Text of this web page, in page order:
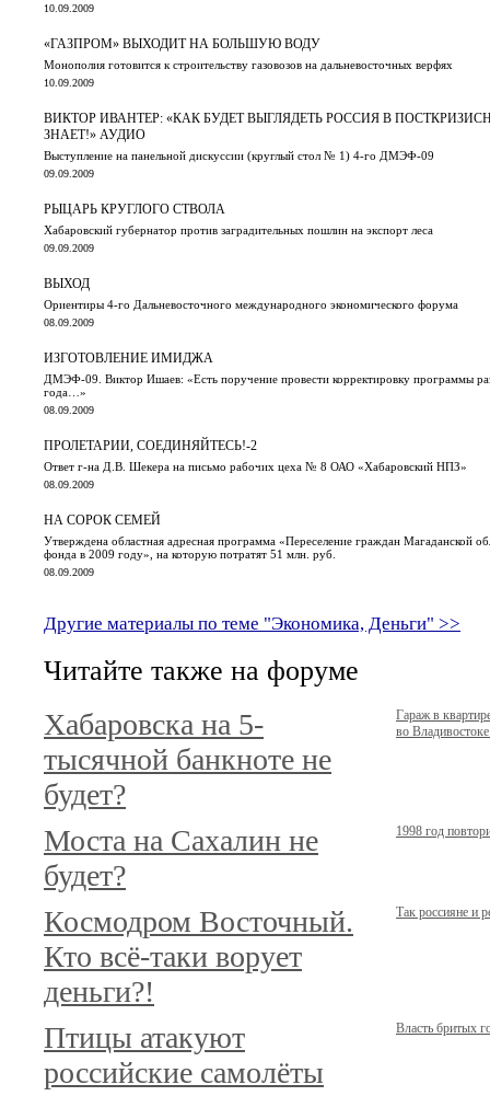
10.09.2009
«ГАЗПРОМ» ВЫХОДИТ НА БОЛЬШУЮ ВОДУ
Монополия готовится к строительству газовозов на дальневосточных верфях
10.09.2009
ВИКТОР ИВАНТЕР: «КАК БУДЕТ ВЫГЛЯДЕТЬ РОССИЯ В
ЗНАЕТ!» АУДИО
Выступление на панельной дискуссии (круглый стол № 1) 4-го ДМЭФ-09
09.09.2009
РЫЦАРЬ КРУГЛОГО СТВОЛА
Хабаровский губернатор против заградительных пошлин на экспорт леса
09.09.2009
ВЫХОД
Ориентиры 4-го Дальневосточного международного экономического форума
08.09.2009
ИЗГОТОВЛЕНИЕ ИМИДЖА
ДМЭФ-09. Виктор Ишаев: «Есть поручение провести корректировку программы
года…»
08.09.2009
ПРОЛЕТАРИИ, СОЕДИНЯЙТЕСЬ!-2
Ответ г-на Д.В. Шекера на письмо рабочих цеха № 8 ОАО «Хабаровский НПЗ»
08.09.2009
НА СОРОК СЕМЕЙ
Утверждена областная адресная программа «Переселение граждан Магаданской
фонда в 2009 году», на которую потратят 51 млн. руб.
08.09.2009
Другие материалы по теме "Экономика, Деньги" >>
Читайте также на форуме
Хабаровска на 5-
тысячной банкноте не
будет?
Гараж в
во
Моста на Сахалин не
будет?
1998 год
Космодром Восточный.
Кто всё-таки ворует
деньги?!
Так россияне и
Птицы атакуют
российские самолёты
Власть бритых